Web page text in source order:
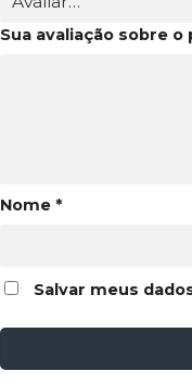
Sua avaliação sobre
Nome *
Salvar meus